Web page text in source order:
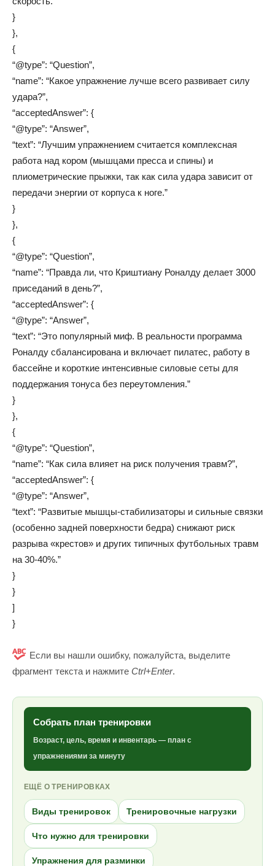
}
},
{
“@type”: “Question”,
“name”: “Какое упражнение лучше всего развивает силу
удара?”,
“acceptedAnswer”: {
“@type”: “Answer”,
“text”: “Лучшим упражнением считается комплексная
работа над кором (мышцами пресса и спины) и
плиометрические прыжки, так как сила удара зависит от
передачи энергии от корпуса к ноге.”
}
},
{
“@type”: “Question”,
“name”: “Правда ли, что Криштиану Роналду делает 3000
приседаний в день?”,
“acceptedAnswer”: {
“@type”: “Answer”,
“text”: “Это популярный миф. В реальности программа
Роналду сбалансирована и включает пилатес, работу в
бассейне и короткие интенсивные силовые сеты для
поддержания тонуса без переутомления.”
}
},
{
“@type”: “Question”,
“name”: “Как сила влияет на риск получения травм?”,
“acceptedAnswer”: {
“@type”: “Answer”,
“text”: “Развитые мышцы-стабилизаторы и сильные связки
(особенно задней поверхности бедра) снижают риск
разрыва «крестов» и других типичных футбольных травм
на 30-40%.”
}
}
]
}
Если вы нашли ошибку, пожалуйста, выделите
фрагмент текста и нажмите Ctrl+Enter.
Собрать план тренировки
Возраст, цель, время и инвентарь — план с
упражнениями за минуту
ЕЩЁ О ТРЕНИРОВКАХ
Виды тренировок Тренировочные нагрузки
Что нужно для тренировки
Упражнения для разминки